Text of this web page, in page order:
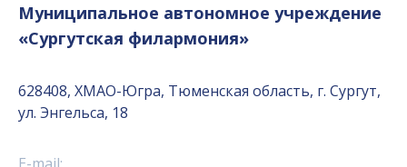
Муниципальное автономное учреждение
«Сургутская филармония»
628408, ХМАО-Югра, Тюменская область, г. Сургут,
ул. Энгельса, 18